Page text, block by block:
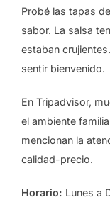
Probé las tapas
sabor. La salsa
estaban
sentir bienvenido.
En Tripadvisor,
el ambiente
mencionan la
calidad-precio.
Horario: Lunes a